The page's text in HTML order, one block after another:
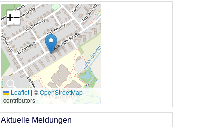
🔍
+−
Leaflet | ©OpenStreetMap
contributors
Aktuelle Meldungen